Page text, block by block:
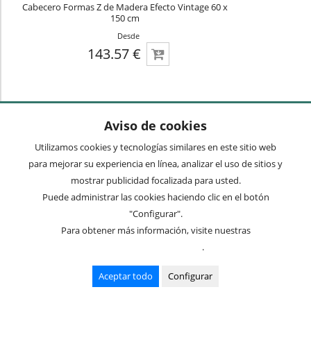
Cabecero Formas Z de Madera Efecto Vintage 60 x
150 cm
Desde
143.57 €
Aviso de cookies
Utilizamos cookies y tecnologías similares en este sitio web
para mejorar su experiencia en línea, analizar el uso de sitios y
mostrar publicidad focalizada para usted.
Puede administrar las cookies haciendo clic en el botón
"Configurar".
Para obtener más información, visite nuestras
.
Aceptar todo Configurar